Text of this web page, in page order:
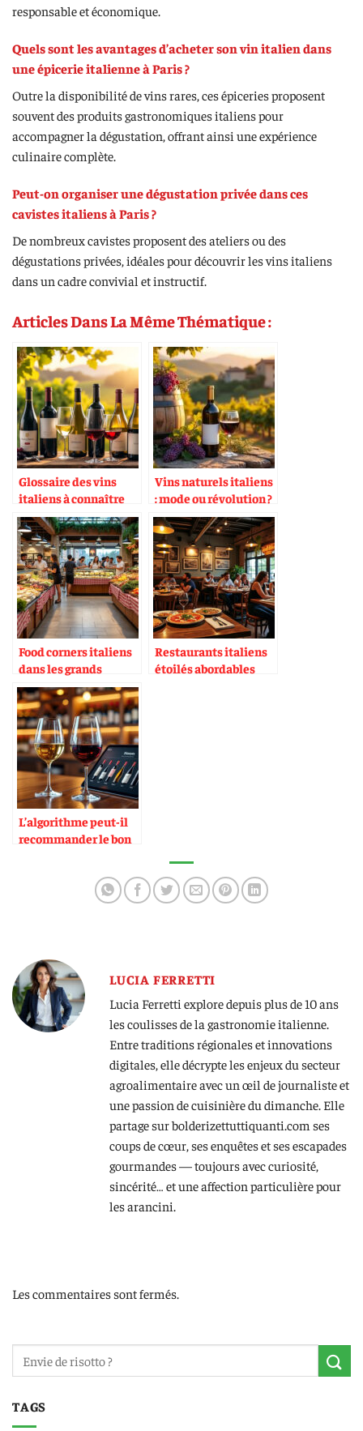
responsable et économique.
Quels sont les avantages d’acheter son vin italien dans
une épicerie italienne à Paris ?
Outre la disponibilité de vins rares, ces épiceries proposent
souvent des produits gastronomiques italiens pour
accompagner la dégustation, offrant ainsi une expérience
culinaire complète.
Peut-on organiser une dégustation privée dans ces
cavistes italiens à Paris ?
De nombreux cavistes proposent des ateliers ou des
dégustations privées, idéales pour découvrir les vins italiens
dans un cadre convivial et instructif.
Articles Dans La Même Thématique :
Glossaire des vins
italiens à connaître
Vins naturels italiens
: mode ou révolution ?
Food corners italiens
dans les grands
magasins
Restaurants italiens
étoilés abordables
L’algorithme peut-il
recommander le bon
LUCIA FERRETTI
Lucia Ferretti explore depuis plus de 10 ans
les coulisses de la gastronomie italienne.
Entre traditions régionales et innovations
digitales, elle décrypte les enjeux du secteur
agroalimentaire avec un œil de journaliste et
une passion de cuisinière du dimanche. Elle
partage sur bolderizettuttiquanti.com ses
coups de cœur, ses enquêtes et ses escapades
gourmandes — toujours avec curiosité,
sincérité… et une affection particulière pour
les arancini.
Les commentaires sont fermés.
TAGS